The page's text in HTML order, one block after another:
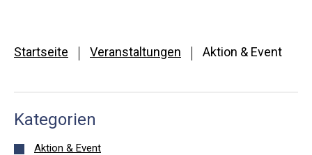
Startseite Veranstaltungen Aktion & Event
Kategorien
Aktion & Event